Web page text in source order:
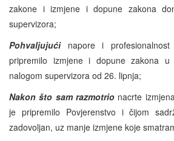
zakone i izmjene i dopune zakona
supervizora;
Pohvaljujući napore i
pripremilo izmjene i dopune zakona
nalogom supervizora od 26. lipnja;
Nakon što sam razmotrio nacrte
je pripremilo Povjerenstvo i čijom
zadovoljan, uz manje izmjene koje